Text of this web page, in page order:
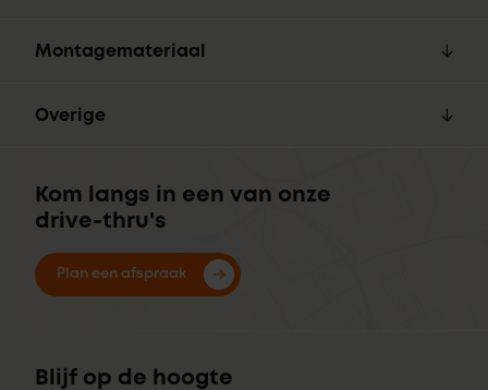
Montagemateriaal
Overige
Kom langs in een van onze
drive-thru's
Plan een afspraak
Blijf op de hoogte